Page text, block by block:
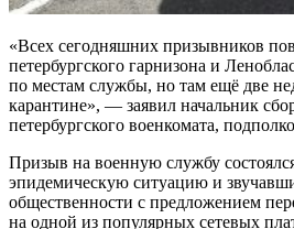
«Всех сегодняшних призывников
петербургского гарнизона и
по местам службы, но там ещё две
карантине», — заявил начальник
петербургского военкомата,
Призыв на военную службу
эпидемическую ситуацию и
общественности с предложением
на одной из популярных сетевых